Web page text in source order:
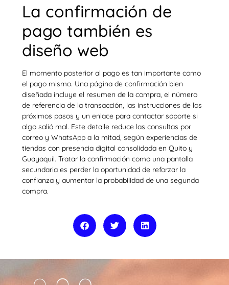
La confirmación de
pago también es
diseño web
El momento posterior al pago es tan importante como
el pago mismo. Una página de confirmación bien
diseñada incluye el resumen de la compra, el número
de referencia de la transacción, las instrucciones de los
próximos pasos y un enlace para contactar soporte si
algo salió mal. Este detalle reduce las consultas por
correo y WhatsApp a la mitad, según experiencias de
tiendas con presencia digital consolidada en Quito y
Guayaquil. Tratar la confirmación como una pantalla
secundaria es perder la oportunidad de reforzar la
confianza y aumentar la probabilidad de una segunda
compra.